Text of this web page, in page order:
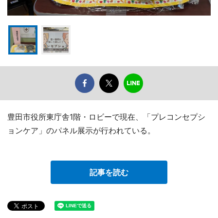
豊田市役所東庁舎1階・ロビーで現在、「プレコンセプシ
ョンケア」のパネル展示が行われている。
記事を読む